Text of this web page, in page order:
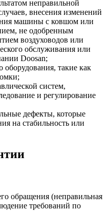
неправильной
внесения изменений
машины с ковшом или
не одобренным
воздуховодов или
обслуживания или
Doosan;
оборудования, такие как
систем,
и регулирование
дефекты, которые
на стабильность или
обращения (неправильная
требований по